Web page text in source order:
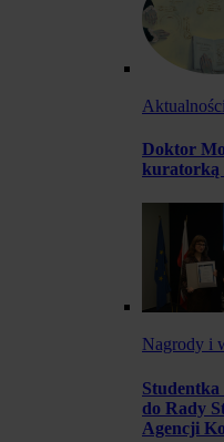
Aktualności
Doktor
kuratorką
Nagrody i
Studentka
do Rady
Agencji